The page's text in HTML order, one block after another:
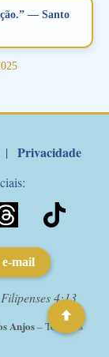
amigo:
por nós
no Amor Materno
— Santo
| Privacidade
e-mail
4:13
Anjos– Todos os